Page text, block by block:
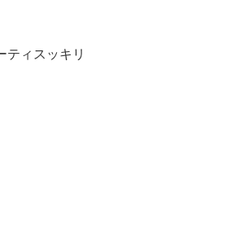
ティ スッキリ